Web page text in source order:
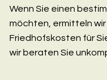
Wenn Sie einen
möchten, ermitteln
Friedhofskosten für
wir beraten Sie